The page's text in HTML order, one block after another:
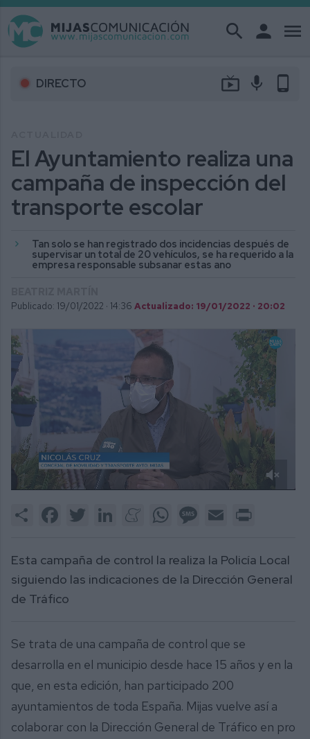
search person menu
DIRECTO live_tv mic phone_android
El Ayuntamiento realiza una
campaña de inspección del
transporte escolar
Tan solo se han registrado dos incidencias después de
supervisar un total de 20 vehículos, se ha requerido a la
empresa responsable subsanar estas ano
Publicado: 19/01/2022 · 14:36 Actualizado: 19/01/2022 · 20:02
2
Share FacebookTwitter LinkedInMeneameWhatsAppMessage
Email
Esta campaña de control la realiza la Policía Local
siguiendo las indicaciones de la Dirección General
de Tráfico
Se trata de una campaña de control que se
desarrolla en el municipio desde hace 15 años y en la
que, en esta edición, han participado 200
ayuntamientos de toda España. Mijas vuelve así a
colaborar con la Dirección General de Tráfico en pro